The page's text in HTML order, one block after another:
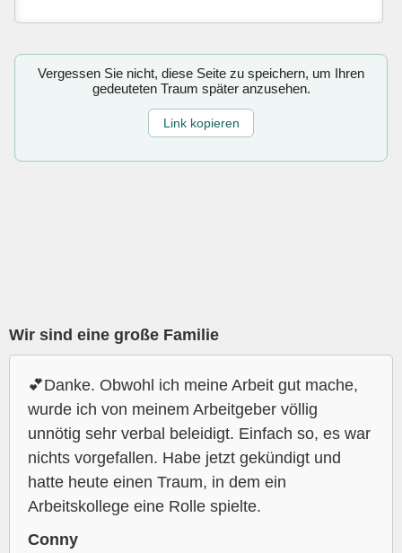
Vergessen Sie nicht, diese Seite zu speichern, um Ihren
gedeuteten Traum später anzusehen.
Link kopieren
Wir sind eine große Familie
💕Danke. Obwohl ich meine Arbeit gut mache,
wurde ich von meinem Arbeitgeber völlig
unnötig sehr verbal beleidigt. Einfach so, es war
nichts vorgefallen. Habe jetzt gekündigt und
hatte heute einen Traum, in dem ein
Arbeitskollege eine Rolle spielte.
Conny